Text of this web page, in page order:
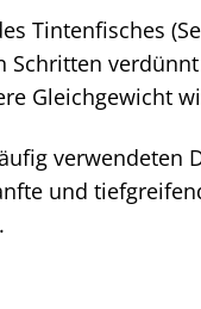
Tintenfisches
Gleichgewicht
verwendeten
und